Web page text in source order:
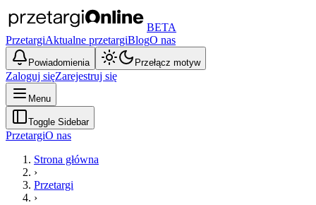
BETA
PrzetargiAktualne przetargiBlogO nas
Powiadomienia Przełącz motyw
Zaloguj sięZarejestruj się
Menu
Toggle Sidebar
PrzetargiO nas
Strona główna
›
Przetargi
›